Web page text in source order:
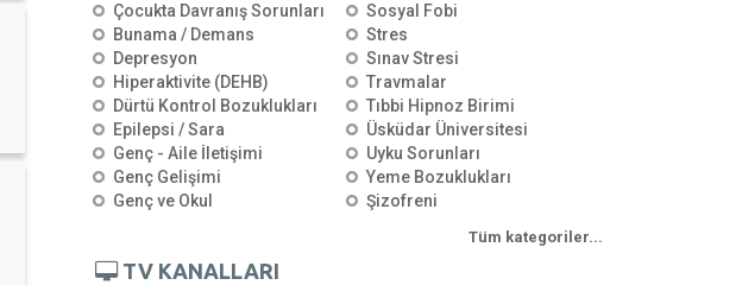
Çocukta Davranış Sorunları
Bunama / Demans
Depresyon
Hiperaktivite (DEHB)
Dürtü Kontrol Bozuklukları
Epilepsi / Sara
Genç - Aile İletişimi
Genç Gelişimi
Genç ve Okul
Sosyal Fobi
Stres
Sınav Stresi
Travmalar
Tıbbi Hipnoz Birimi
Üsküdar Üniversitesi
Uyku Sorunları
Yeme Bozuklukları
Şizofreni
Tüm kategoriler...
TV KANALLARI